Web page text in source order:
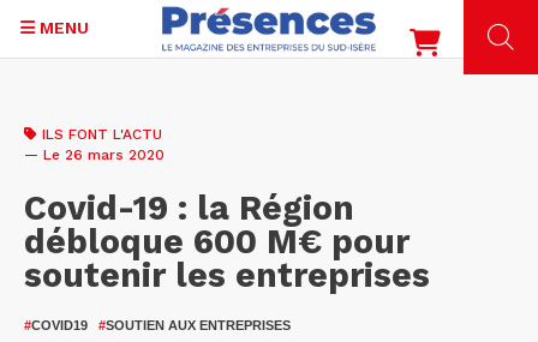
contenu
MENU
ILS FONT L'ACTU
— Le 26 mars 2020
Covid-19 : la Région
débloque 600 M€ pour
soutenir les entreprises
#COVID19 #SOUTIEN AUX ENTREPRISES